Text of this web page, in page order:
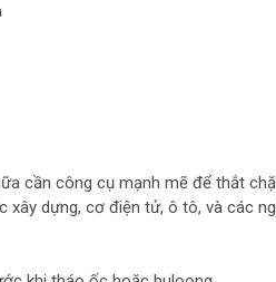
cần công cụ mạnh mẽ để thắt
xây dựng, cơ điện tử, ô tô, và các